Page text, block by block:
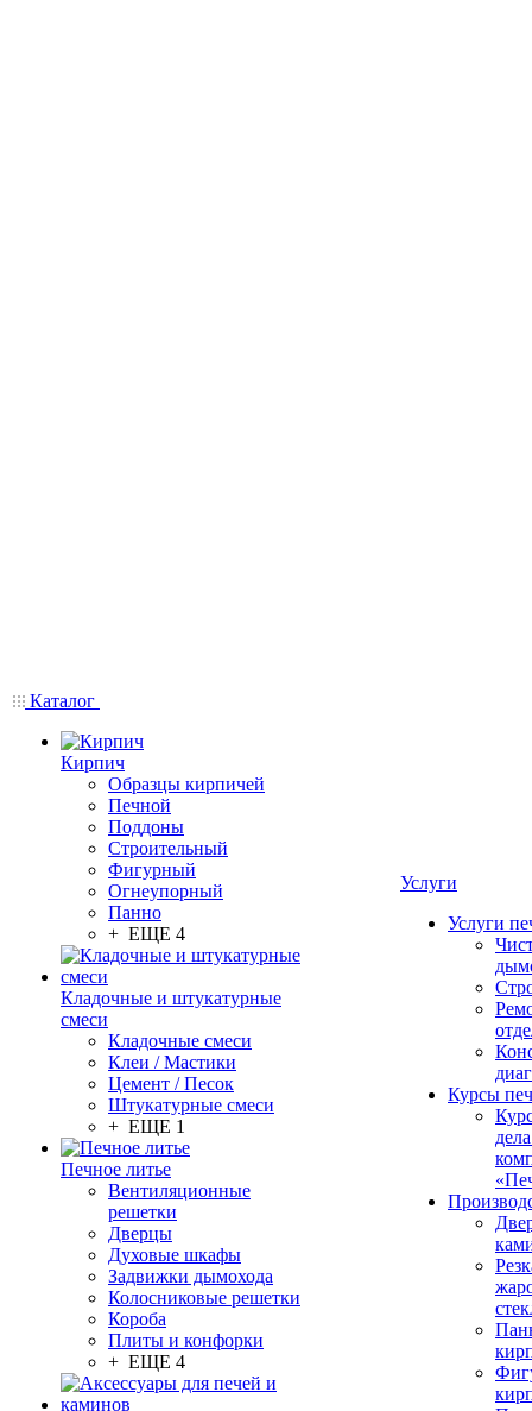
Каталог
Кирпич
Образцы кирпичей
Печной
Поддоны
Строительный
Фигурный
Огнеупорный
Панно
+ ЕЩЕ 4
Кладочные и штукатурные
смеси
Кладочные смеси
Клеи / Мастики
Цемент / Песок
Штукатурные смеси
+ ЕЩЕ 1
Печное литье
Вентиляционные
решетки
Дверцы
Духовые шкафы
Задвижки дымохода
Колосниковые решетки
Короба
Плиты и конфорки
+ ЕЩЕ 4
Услуги
Услуги
Курсы